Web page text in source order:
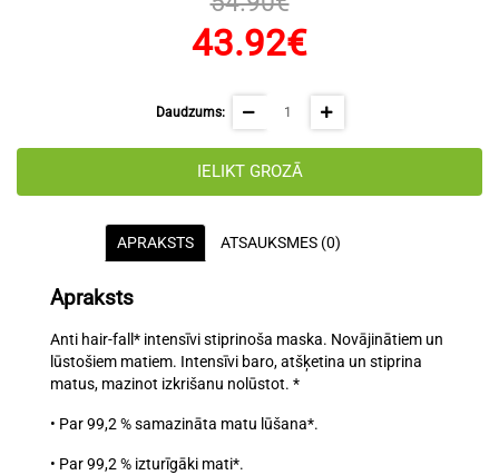
43.92€
Daudzums:
IELIKT GROZĀ
APRAKSTS ATSAUKSMES (0)
Apraksts
Anti hair-fall* intensīvi stiprinoša maska. Novājinātiem un
lūstošiem matiem. Intensīvi baro, atšķetina un stiprina
matus, mazinot izkrišanu nolūstot. *
• Par 99,2 % samazināta matu lūšana*.
• Par 99,2 % izturīgāki mati*.